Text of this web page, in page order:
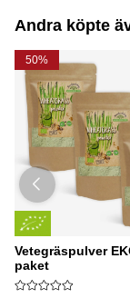
Andra köpte
50%
Vetegräspulver
paket